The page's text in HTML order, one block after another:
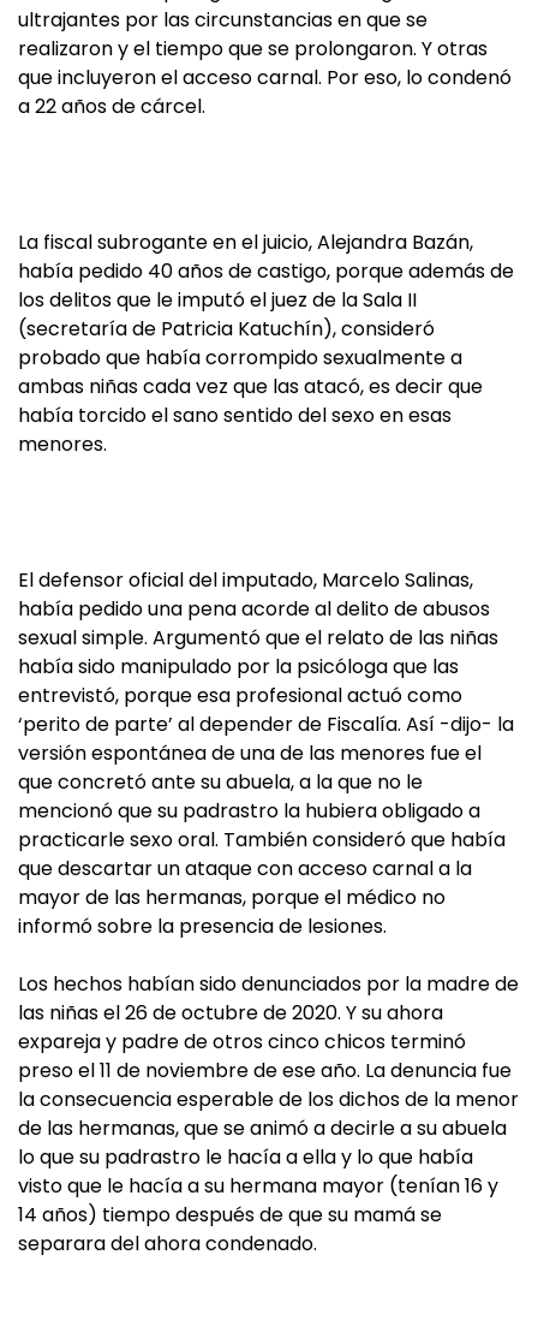
ultrajantes por las circunstancias en que se
realizaron y el tiempo que se prolongaron. Y otras
que incluyeron el acceso carnal. Por eso, lo condenó
a 22 años de cárcel.
La fiscal subrogante en el juicio, Alejandra Bazán,
había pedido 40 años de castigo, porque además de
los delitos que le imputó el juez de la Sala II
(secretaría de Patricia Katuchín), consideró
probado que había corrompido sexualmente a
ambas niñas cada vez que las atacó, es decir que
había torcido el sano sentido del sexo en esas
menores.
El defensor oficial del imputado, Marcelo Salinas,
había pedido una pena acorde al delito de abusos
sexual simple. Argumentó que el relato de las niñas
había sido manipulado por la psicóloga que las
entrevistó, porque esa profesional actuó como
‘perito de parte’ al depender de Fiscalía. Así -dijo- la
versión espontánea de una de las menores fue el
que concretó ante su abuela, a la que no le
mencionó que su padrastro la hubiera obligado a
practicarle sexo oral. También consideró que había
que descartar un ataque con acceso carnal a la
mayor de las hermanas, porque el médico no
informó sobre la presencia de lesiones.
Los hechos habían sido denunciados por la madre de
las niñas el 26 de octubre de 2020. Y su ahora
expareja y padre de otros cinco chicos terminó
preso el 11 de noviembre de ese año. La denuncia fue
la consecuencia esperable de los dichos de la menor
de las hermanas, que se animó a decirle a su abuela
lo que su padrastro le hacía a ella y lo que había
visto que le hacía a su hermana mayor (tenían 16 y
14 años) tiempo después de que su mamá se
separara del ahora condenado.